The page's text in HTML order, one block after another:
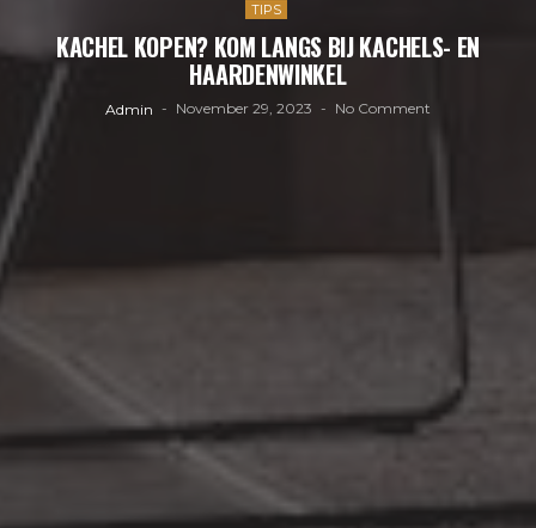
TIPS
KACHEL KOPEN? KOM LANGS BIJ KACHELS- EN
HAARDENWINKEL
Admin November 29, 2023 No Comment